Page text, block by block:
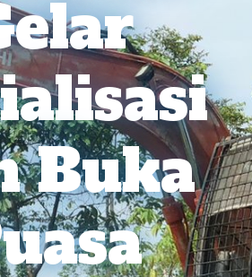
Buka